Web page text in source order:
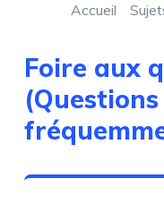
Accueil
Foire aux